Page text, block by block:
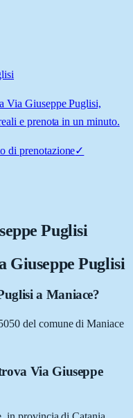
Via Giuseppe Puglisi,
e prenota in un minuto.
di prenotazione✓
Puglisi
Giuseppe Puglisi
a Maniace?
del comune di Maniace
Via Giuseppe